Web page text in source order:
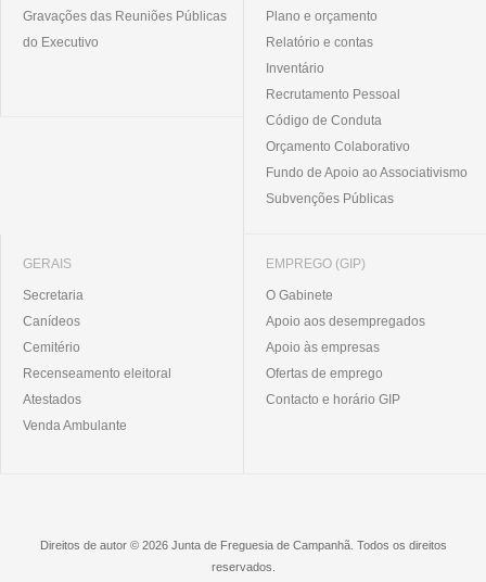
Gravações das Reuniões Públicas
do Executivo
Plano e orçamento
Relatório e contas
Inventário
Recrutamento Pessoal
Código de Conduta
Orçamento Colaborativo
Fundo de Apoio ao Associativismo
Subvenções Públicas
GERAIS
Secretaria
Canídeos
Cemitério
Recenseamento eleitoral
Atestados
Venda Ambulante
EMPREGO (GIP)
O Gabinete
Apoio aos desempregados
Apoio às empresas
Ofertas de emprego
Contacto e horário GIP
Direitos de autor © 2026 Junta de Freguesia de Campanhã. Todos os direitos
reservados.